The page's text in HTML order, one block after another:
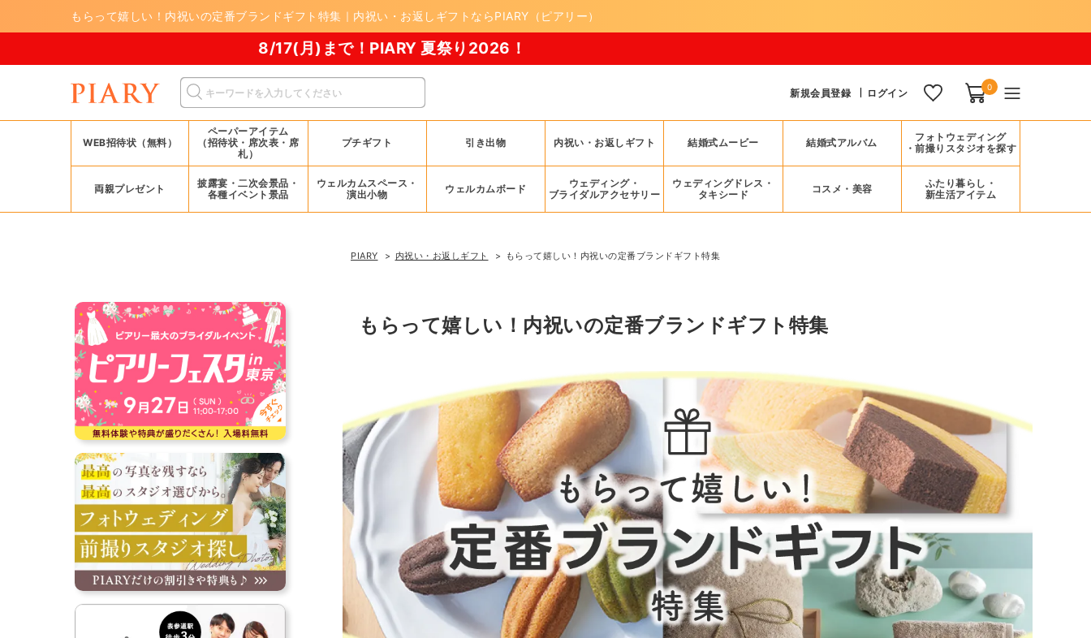
もらって嬉しい！内祝いの定番ブランドギフト特集｜内祝い・お返しギフトならPIARY（ピアリー）
8/17(月)まで！PIARY 夏祭り2026！
新規会員登録 ログイン 0
WEB招待状（無料）
ペーパーアイテム
（招待状・席次表・席
札）
プチギフト 引き出物 内祝い・お返しギフト 結婚式ムービー 結婚式アルバム
フォトウェディング
・前撮りスタジオを探す
両親プレゼント
披露宴・二次会景品・
各種イベント景品
ウェルカムスペース・
演出小物
ウェルカムボード
ウェディング・
ブライダルアクセサリー
ウェディングドレス・
タキシード
コスメ・美容
ふたり暮らし・
新生活アイテム
PIARY 内祝い・お返しギフト もらって嬉しい！内祝いの定番ブランドギフト特集
もらって嬉しい！内祝いの定番ブランドギフト特集